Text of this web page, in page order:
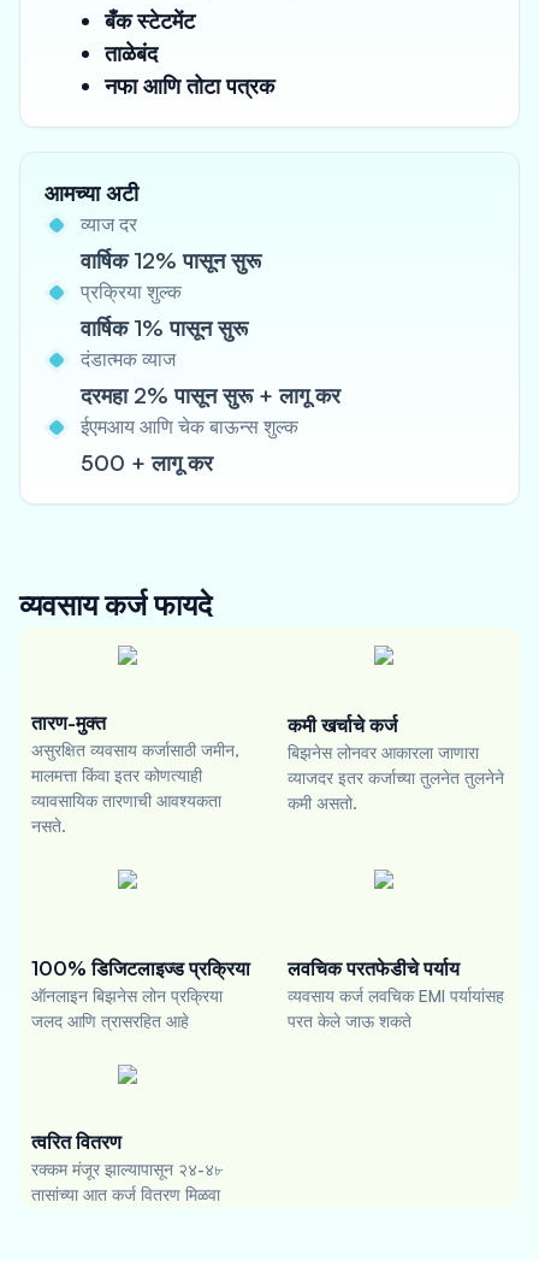
बँक स्टेटमेंट
ताळेबंद
नफा आणि तोटा पत्रक
आमच्या अटी
व्याज दर
वार्षिक 12% पासून सुरू
प्रक्रिया शुल्क
वार्षिक 1% पासून सुरू
दंडात्मक व्याज
दरमहा 2% पासून सुरू + लागू कर
ईएमआय आणि चेक बाऊन्स शुल्क
500 + लागू कर
व्यवसाय कर्जफायदे
तारण-मुक्त
असुरक्षित व्यवसाय कर्जासाठी जमीन,
मालमत्ता किंवा इतर कोणत्याही
व्यावसायिक तारणाची आवश्यकता
नसते.
कमी खर्चाचे कर्ज
बिझनेस लोनवर आकारला जाणारा
व्याजदर इतर कर्जाच्या तुलनेत तुलनेने
कमी असतो.
100% डिजिटलाइज्ड प्रक्रिया
ऑनलाइन बिझनेस लोन प्रक्रिया
जलद आणि त्रासरहित आहे
लवचिक परतफेडीचे पर्याय
व्यवसाय कर्ज लवचिक EMI पर्यायांसह
परत केले जाऊ शकते
त्वरित वितरण
रक्कम मंजूर झाल्यापासून २४-४৮
तासांच्या आत कर्ज वितरण मिळवा